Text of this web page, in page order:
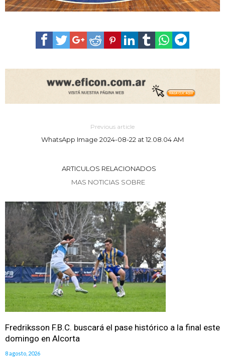
Previous article
WhatsApp Image 2024-08-22 at 12.08.04 AM
ARTICULOS RELACIONADOS
MAS NOTICIAS SOBRE
Fredriksson F.B.C. buscará el pase histórico a la final este
domingo en Alcorta
8 agosto, 2026